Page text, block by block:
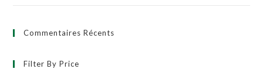
Commentaires Récents
Filter By Price